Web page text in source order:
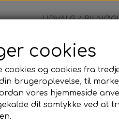
UDVALG /
kr.
cookies
cookies og cookies fra
brugeroplevelse, til
vores hjemmeside
dit samtykke ved at